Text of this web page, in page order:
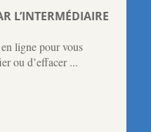
L’INTERMÉDIAIRE
ligne pour vous
ou d’effacer ...